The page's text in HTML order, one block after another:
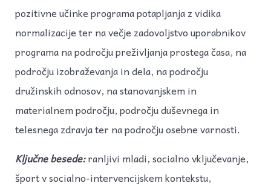
pozitivne učinke programa potapljanja z vidika
normalizacije ter na večje zadovoljstvo uporabnikov
programa na področju preživljanja prostega časa, na
področju izobraževanja in dela, na področju
družinskih odnosov, na stanovanjskem in
materialnem področju, področju duševnega in
telesnega zdravja ter na področju osebne varnosti.
Ključnebesede:ranljivi mladi, socialno vključevanje,
šport v socialno-intervencijskem kontekstu,